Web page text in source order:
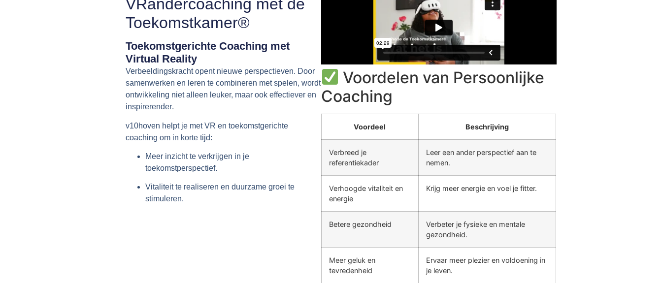
VRandercoaching met de
Toekomstkamer®
Toekomstgerichte Coaching met
Virtual Reality
Verbeeldingskracht opent nieuwe perspectieven. Door
samenwerken en leren te combineren met spelen, wordt
ontwikkeling niet alleen leuker, maar ook effectiever en
inspirerender.
v10hoven helpt je metVR en toekomstgerichte
coaching om in korte tijd:
Meer inzicht te verkrijgen in je
toekomstperspectief.
Vitaliteit te realiseren en duurzame groei te
stimuleren.
Voordelen van Persoonlijke
Coaching
Voordeel Beschrijving
Verbreed je
referentiekader
Leer een ander perspectief aan te
nemen.
Verhoogde vitaliteit en
energie
Krijg meer energie en voel je fitter.
Betere gezondheid
Verbeter je fysieke en mentale
gezondheid.
Meer geluk en
tevredenheid
Ervaar meer plezier en voldoening in
je leven.